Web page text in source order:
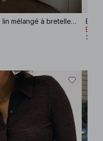
Robe effet froissé en lin mélangé à bretelles amples
EUR
3